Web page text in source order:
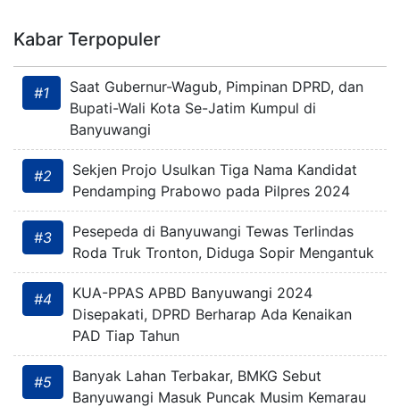
Kabar Terpopuler
#1
Saat Gubernur-Wagub, Pimpinan DPRD, dan
Bupati-Wali Kota Se-Jatim Kumpul di
Banyuwangi
#2
Sekjen Projo Usulkan Tiga Nama Kandidat
Pendamping Prabowo pada Pilpres 2024
#3
Pesepeda di Banyuwangi Tewas Terlindas
Roda Truk Tronton, Diduga Sopir Mengantuk
#4
KUA-PPAS APBD Banyuwangi 2024
Disepakati, DPRD Berharap Ada Kenaikan
PAD Tiap Tahun
#5
Banyak Lahan Terbakar, BMKG Sebut
Banyuwangi Masuk Puncak Musim Kemarau